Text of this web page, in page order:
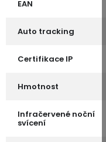
EAN
Auto tracking
Certifikace IP
Hmotnost
Infračervené noční
svícení